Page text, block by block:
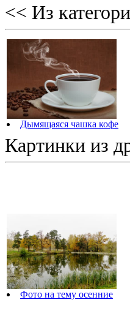
<< Из
Дымящаяся чашка кофе
Картинки из
Фото на тему осенние